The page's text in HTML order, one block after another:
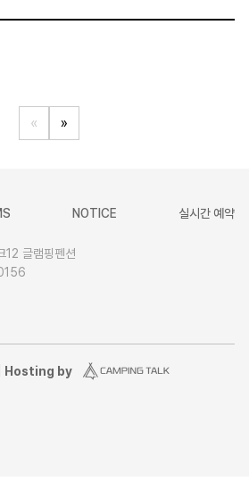
« »
NOTICE 실시간 예약
12 글램핑펜션
Hosting by